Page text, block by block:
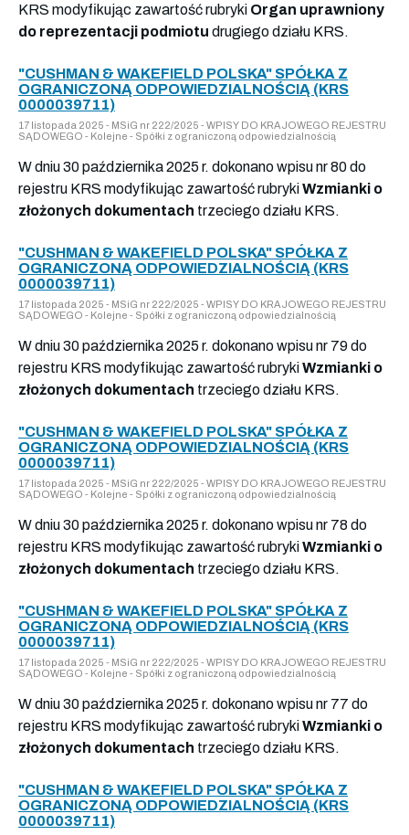
KRS modyfikując zawartość rubryki Organ uprawniony
do reprezentacji podmiotu drugiego działu KRS.
"CUSHMAN & WAKEFIELD POLSKA" SPÓŁKA Z
OGRANICZONĄ ODPOWIEDZIALNOŚCIĄ (KRS
0000039711)
17 listopada 2025 - MSiG nr 222/2025 - WPISY DO KRAJOWEGO REJESTRU
SĄDOWEGO - Kolejne - Spółki z ograniczoną odpowiedzialnością
W dniu 30 października 2025 r. dokonano wpisu nr 80 do
rejestru KRS modyfikując zawartość rubrykiWzmianki o
złożonych dokumentach trzeciego działu KRS.
"CUSHMAN & WAKEFIELD POLSKA" SPÓŁKA Z
OGRANICZONĄ ODPOWIEDZIALNOŚCIĄ (KRS
0000039711)
17 listopada 2025 - MSiG nr 222/2025 - WPISY DO KRAJOWEGO REJESTRU
SĄDOWEGO - Kolejne - Spółki z ograniczoną odpowiedzialnością
W dniu 30 października 2025 r. dokonano wpisu nr 79 do
rejestru KRS modyfikując zawartość rubrykiWzmianki o
złożonych dokumentach trzeciego działu KRS.
"CUSHMAN & WAKEFIELD POLSKA" SPÓŁKA Z
OGRANICZONĄ ODPOWIEDZIALNOŚCIĄ (KRS
0000039711)
17 listopada 2025 - MSiG nr 222/2025 - WPISY DO KRAJOWEGO REJESTRU
SĄDOWEGO - Kolejne - Spółki z ograniczoną odpowiedzialnością
W dniu 30 października 2025 r. dokonano wpisu nr 78 do
rejestru KRS modyfikując zawartość rubrykiWzmianki o
złożonych dokumentach trzeciego działu KRS.
"CUSHMAN & WAKEFIELD POLSKA" SPÓŁKA Z
OGRANICZONĄ ODPOWIEDZIALNOŚCIĄ (KRS
0000039711)
17 listopada 2025 - MSiG nr 222/2025 - WPISY DO KRAJOWEGO REJESTRU
SĄDOWEGO - Kolejne - Spółki z ograniczoną odpowiedzialnością
W dniu 30 października 2025 r. dokonano wpisu nr 77 do
rejestru KRS modyfikując zawartość rubrykiWzmianki o
złożonych dokumentach trzeciego działu KRS.
"CUSHMAN & WAKEFIELD POLSKA" SPÓŁKA Z
OGRANICZONĄ ODPOWIEDZIALNOŚCIĄ (KRS
0000039711)